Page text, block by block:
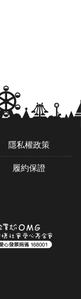
隱私權政策
履約保證